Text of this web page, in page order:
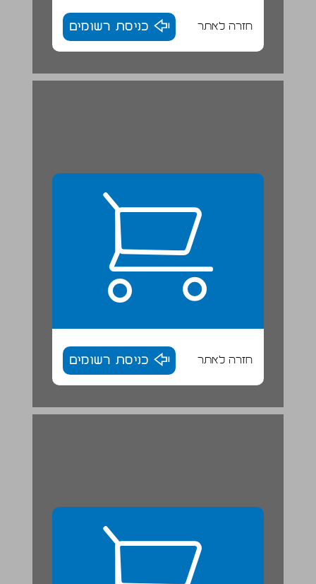
חזרה לאתר כניסת רשומים
חזרה לאתר כניסת רשומים